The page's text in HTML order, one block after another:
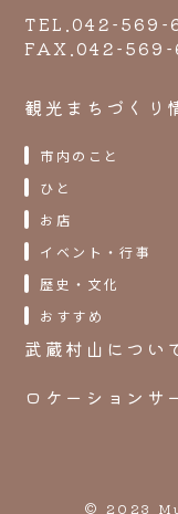
TEL.042-569-
FAX.042-569-
観光まちづくり
市内のこと
ひと
お店
イベント・行事
歴史・文化
おすすめ
武蔵村山につい
ロケーションサ
© 2023